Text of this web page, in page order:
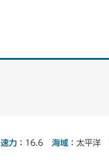
速力： 16.6 海域：太平洋